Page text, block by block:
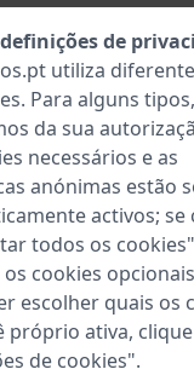
Roxo
Fecho
Prata
no
70 mm
lado 6
110 mm
Pinos de
Não
de
utiliza
. Para alguns tipos,
da sua
necessários e as
anónimas estão
activos; se
todos os
cookies
escolher quais os
próprio ativa,
de cookies".